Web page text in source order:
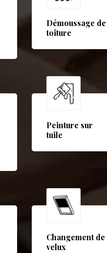
Démoussage de
toiture
Peinture sur
tuile
Changement de
velux